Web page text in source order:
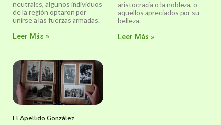
neutrales, algunos individuos
de la región optaron por
unirse a las fuerzas armadas.
Leer Más »
aristocracia o la nobleza, o
aquellos apreciados por su
belleza.
Leer Más »
El Apellido González